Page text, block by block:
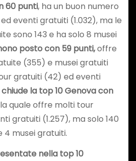
60 punti, ha un buon numero
eventi gratuiti (1.032), ma le
sono 143 e ha solo 8 musei
posto con 59 punti,offre
(355) e musei gratuiti
gratuiti (42) ed eventi
la top 10 Genova con
quale offre molti tour
gratuiti (1.257), ma solo 140
musei gratuiti.
nella top 10